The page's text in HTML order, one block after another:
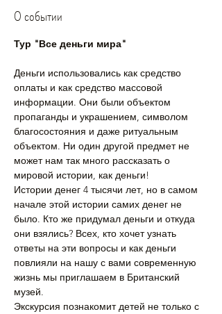
О событии
Тур "Все деньги мира"
Деньги использовались как средство
оплаты и как средство массовой
информации. Они были объектом
пропаганды и украшением, символом
благосостояния и даже ритуальным
объектом. Ни один другой предмет не
может нам так много рассказать о
мировой истории, как деньги!
Истории денег 4 тысячи лет, но в самом
начале этой истории самих денег не
было. Кто же придумал деньги и откуда
они взялись? Всех, кто хочет узнать
ответы на эти вопросы и как деньги
повлияли на нашу с вами современную
жизнь мы приглашаем в Британский
музей.
Экскурсия познакомит детей не только с